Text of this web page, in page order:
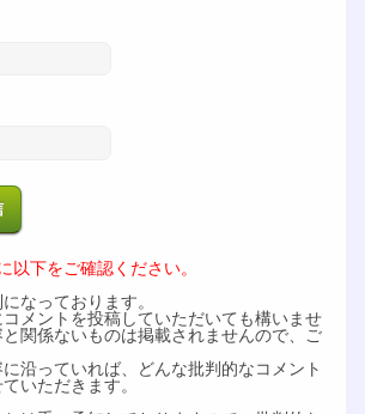
以下をご確認ください。
なっております。
メントを投稿していただいても構いませ
関係ないものは掲載されませんので、ご
沿っていれば、どんな批判的なコメント
いただきます。